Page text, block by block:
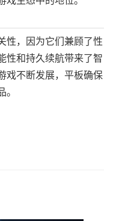
性，因为它们兼顾了性
性和持久续航带来了智
戏不断发展，平板确保